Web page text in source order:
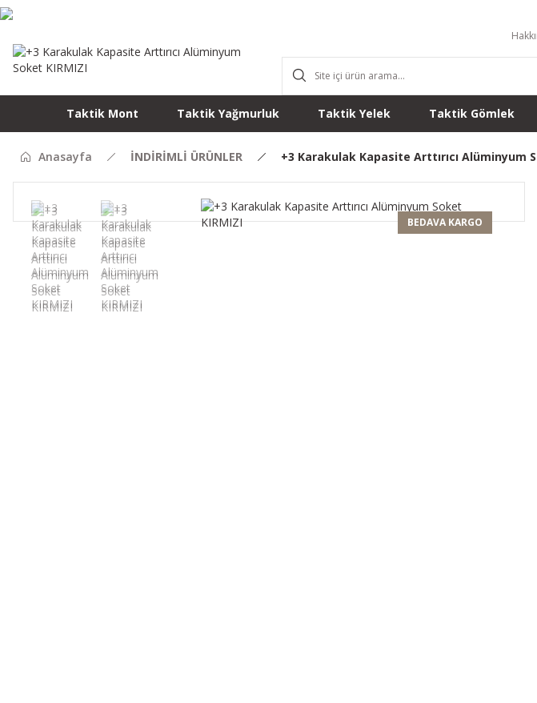
Taktik Mont Taktik Yağmurluk Taktik Yelek Taktik Gömlek
Anasayfa İNDİRİMLİ ÜRÜNLER +3 Karakulak Kapasite Arttırıcı Alüminyum
BEDAVA KARGO